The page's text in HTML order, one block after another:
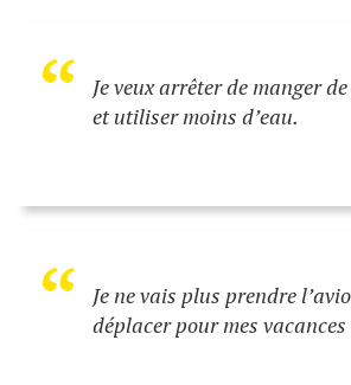
“
Je veux arrêter de manger
et utiliser moins d’eau.
“
Je ne vais plus prendre
déplacer pour mes vacances